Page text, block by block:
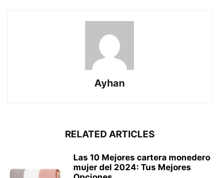
Ayhan
RELATED ARTICLES
Las 10 Mejores cartera monedero
mujer del 2024: Tus Mejores